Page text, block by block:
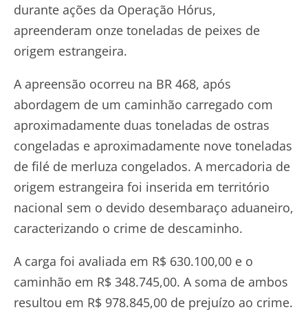
durante ações da Operação Hórus,
apreenderam onze toneladas de peixes de
origem estrangeira.
A apreensão ocorreu na BR 468, após
abordagem de um caminhão carregado com
aproximadamente duas toneladas de ostras
congeladas e aproximadamente nove toneladas
de filé de merluza congelados. A mercadoria de
origem estrangeira foi inserida em território
nacional sem o devido desembaraço aduaneiro,
caracterizando o crime de descaminho.
A carga foi avaliada em R$ 630.100,00 e o
caminhão em R$ 348.745,00. A soma de ambos
resultou em R$ 978.845,00 de prejuízo ao crime.